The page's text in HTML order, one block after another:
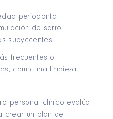
periodontal
de sarro
subyacentes
frecuentes o
como una limpieza
personal clínico evalúa
crear un plan de